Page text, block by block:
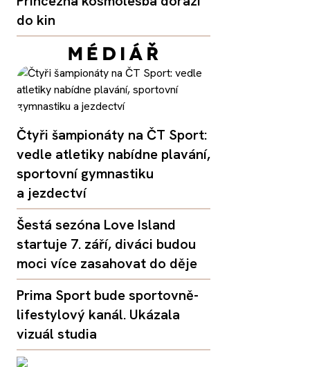
do kin
Čtyři šampionáty na ČT Sport:
vedle atletiky nabídne plavání,
sportovní gymnastiku
a jezdectví
Šestá sezóna Love Island
startuje 7. září, diváci budou
moci více zasahovat do děje
Prima Sport bude sportovně-
lifestylový kanál. Ukázala
vizuál studia